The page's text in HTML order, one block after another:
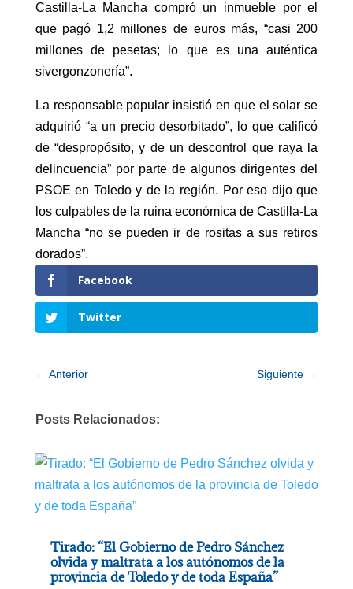
Castilla-La Mancha compró un inmueble por el
que pagó 1,2 millones de euros más, “casi 200
millones de pesetas; lo que es una auténtica
sivergonzonería”.
La responsable popular insistió en que el solar se
adquirió “a un precio desorbitado”, lo que calificó
de “despropósito, y de un descontrol que raya la
delincuencia” por parte de algunos dirigentes del
PSOE en Toledo y de la región. Por eso dijo que
los culpables de la ruina económica de Castilla-La
Mancha “no se pueden ir de rositas a sus retiros
dorados”.
Facebook
Twitter
← Anterior Siguiente →
Posts Relacionados:
Tirado: “El Gobierno de Pedro Sánchez
olvida y maltrata a los autónomos de la
provincia de Toledo y de toda España”